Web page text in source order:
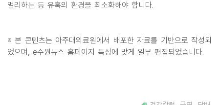
멀리하는 등 유혹의 환경을 최소화해야 합니다.
※ 본 콘텐츠는 아주대의료원에서 배포한 자료를 기반으로 작성되
었으며, e수원뉴스 홈페이지 특성에 맞게 일부 편집되었습니다.